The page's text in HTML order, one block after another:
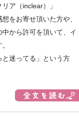
ア（inclear）」
をお寄せ頂いた方や、
から許可を頂いて、イ
と迷ってる」という方